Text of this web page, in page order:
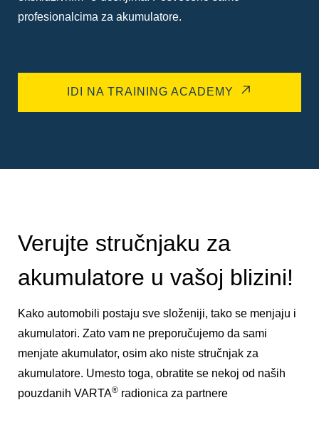
profesionalcima za akumulatore.
IDI NA TRAINING ACADEMY
Verujte stručnjaku za
akumulatore u vašoj blizini!
Kako automobili postaju sve složeniji, tako se menjaju i
akumulatori. Zato vam ne preporučujemo da sami
menjate akumulator, osim ako niste stručnjak za
akumulatore. Umesto toga, obratite se nekoj od naših
pouzdanih VARTA® radionica za partnere